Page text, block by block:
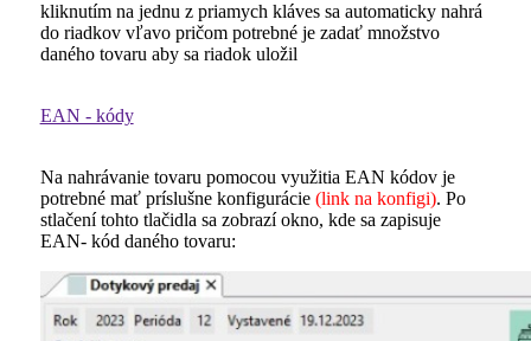
kliknutím na jednu z priamych kláves sa automaticky nahrá
do riadkov vľavo pričom potrebné je zadať množstvo
daného tovaru aby sa riadok uložil
EAN - kódy
Na nahrávanie tovaru pomocou využitia EAN kódov je
potrebné mať príslušne konfigurácie (link na konfigi). Po
stlačení tohto tlačidla sa zobrazí okno, kde sa zapisuje
EAN- kód daného tovaru: